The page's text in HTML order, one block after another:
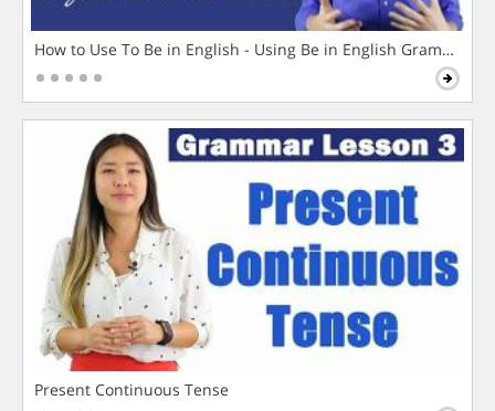
How to Use To Be in English - Using Be in English Grammar
Present Continuous Tense